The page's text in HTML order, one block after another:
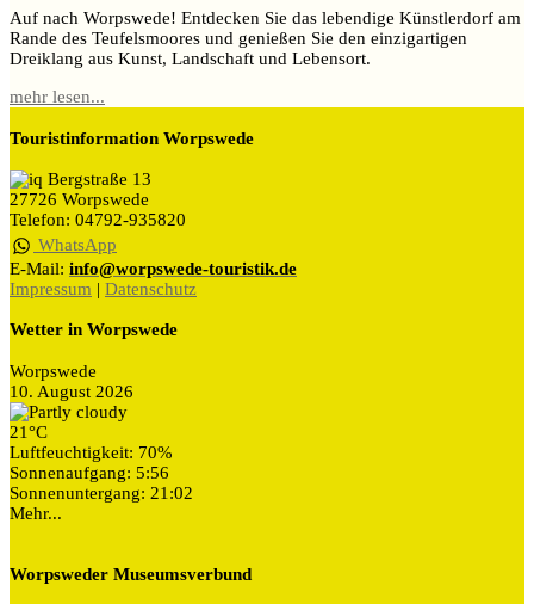
Auf nach Worpswede! Entdecken Sie das lebendige Künstlerdorf am
Rande des Teufelsmoores und genießen Sie den einzigartigen
Dreiklang aus Kunst, Landschaft und Lebensort.
mehr lesen...
Touristinformation Worpswede
Bergstraße 13
27726 Worpswede
Telefon: 04792-935820
WhatsApp
E-Mail: info@worpswede-touristik.de
Impressum | Datenschutz
Wetter in Worpswede
Worpswede
10. August 2026
21°C
Luftfeuchtigkeit: 70%
Sonnenaufgang: 5:56
Sonnenuntergang: 21:02
Mehr...
Worpsweder Museumsverbund